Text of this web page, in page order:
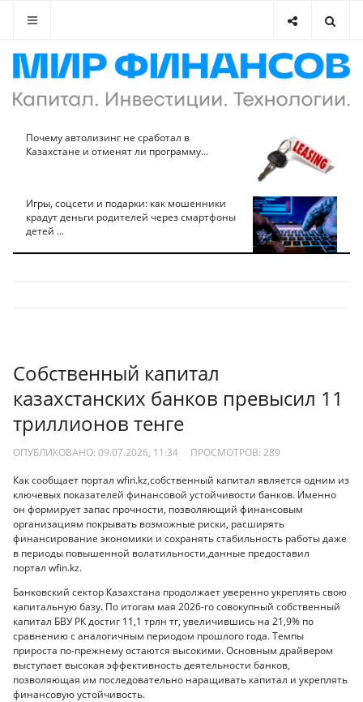
Почему автолизинг не сработал в
Казахстане и отменят ли программу...
Игры, соцсети и подарки: как мошенники
крадут деньги родителей через смартфоны
детей ...
Собственный капитал
казахстанских банков превысил 11
триллионов тенге
ОПУБЛИКОВАНО: 09.07.2026, 11:34 ПРОСМОТРОВ: 289
Как сообщает портал wfin.kz,собственный капитал является одним из
ключевых показателей финансовой устойчивости банков. Именно
он формирует запас прочности, позволяющий финансовым
организациям покрывать возможные риски, расширять
финансирование экономики и сохранять стабильность работы даже
в периоды повышенной волатильности,данные предоставил
портал wfin.kz.
Банковский сектор Казахстана продолжает уверенно укреплять свою
капитальную базу. По итогам мая 2026-го совокупный собственный
капитал БВУ РК достиг 11,1 трлн тг, увеличившись на 21,9% по
сравнению с аналогичным периодом прошлого года. Темпы
прироста по-прежнему остаются высокими. Основным драйвером
выступает высокая эффективность деятельности банков,
позволяющая им последовательно наращивать капитал и укреплять
финансовую устойчивость.